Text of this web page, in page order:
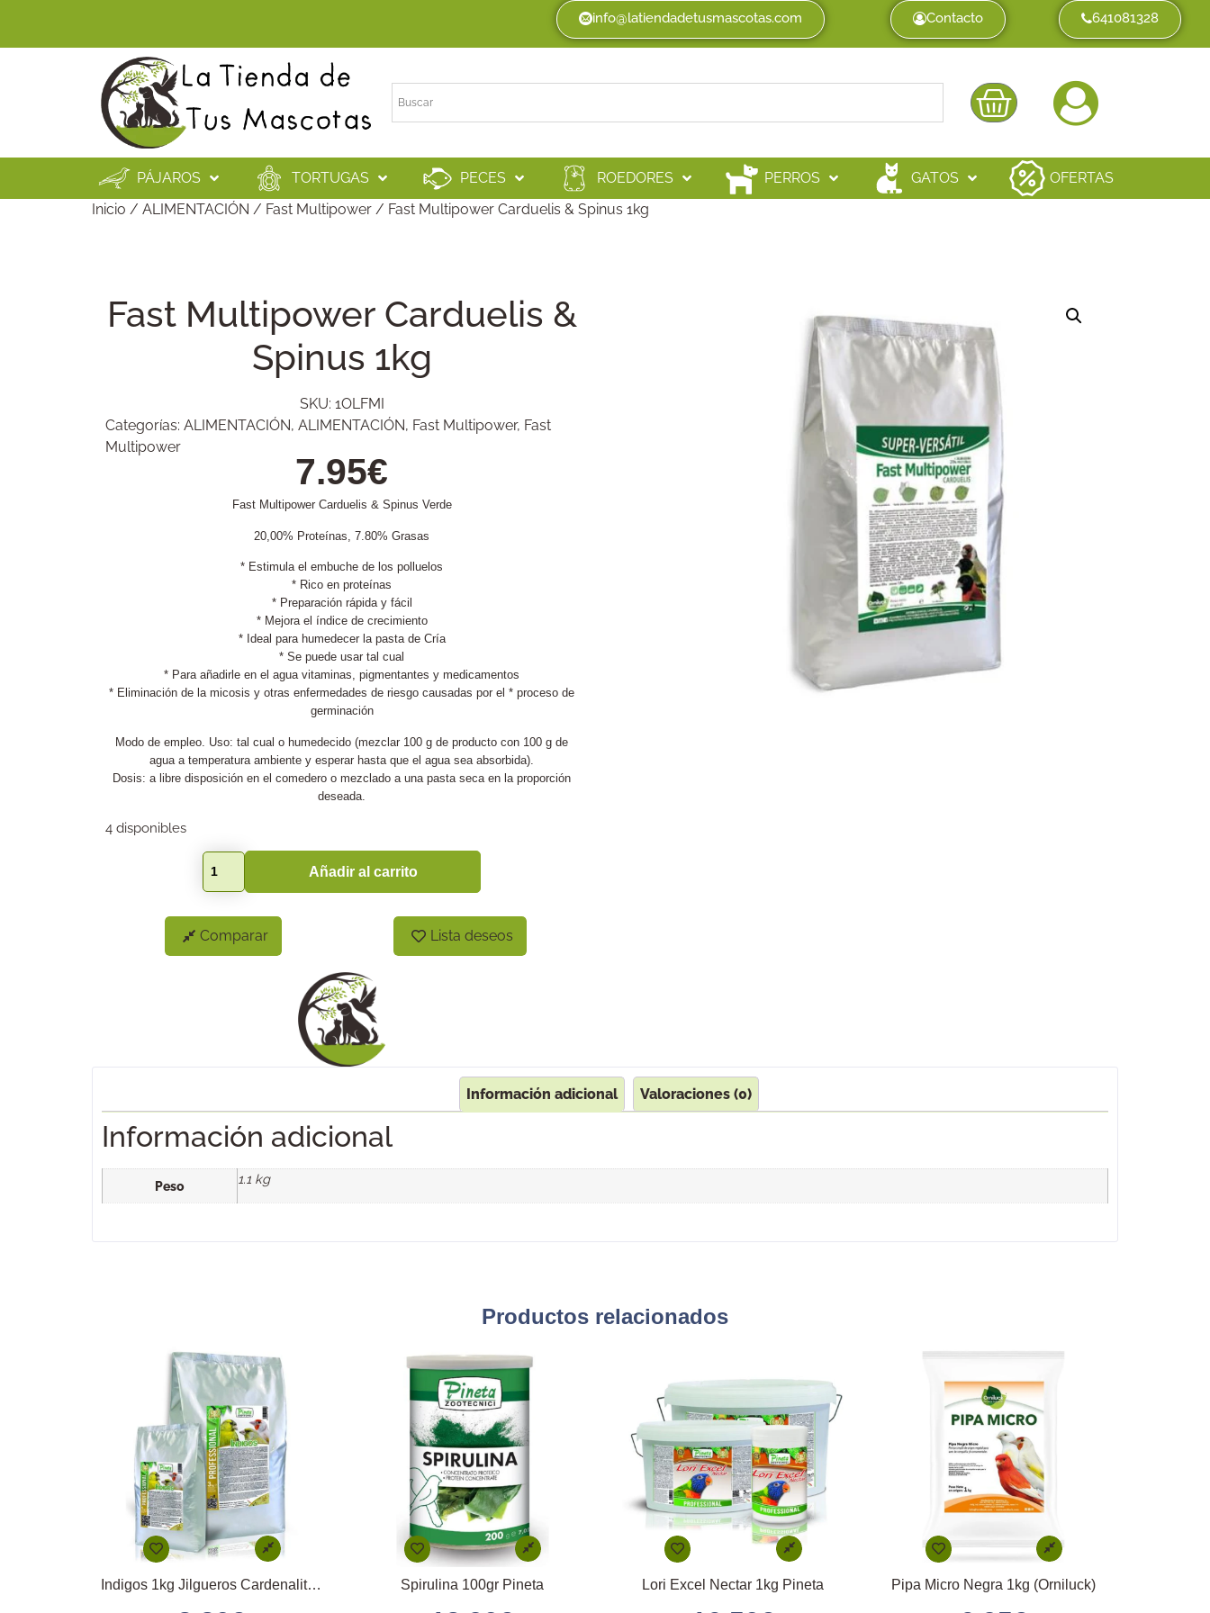
info@latiendadetusmascotas.com Contacto 641081328
PÁJAROS TORTUGAS PECES ROEDORES PERROS GATOS
OFERTAS
Inicio / ALIMENTACIÓN / Fast Multipower / Fast Multipower Carduelis & Spinus 1kg
Fast Multipower Carduelis &
Spinus 1kg
SKU: 1OLFMI
Categorías: ALIMENTACIÓN, ALIMENTACIÓN, Fast Multipower, Fast
Multipower
7.95€
Fast Multipower Carduelis & Spinus Verde
20,00% Proteínas, 7.80% Grasas
* Estimula el embuche de los polluelos
* Rico en proteínas
* Preparación rápida y fácil
* Mejora el índice de crecimiento
* Ideal para humedecer la pasta de Cría
* Se puede usar tal cual
* Para añadirle en el agua vitaminas, pigmentantes y medicamentos
* Eliminación de la micosis y otras enfermedades de riesgo causadas por el * proceso de
germinación
Modo de empleo. Uso: tal cual o humedecido (mezclar 100 g de producto con 100 g de
agua a temperatura ambiente y esperar hasta que el agua sea absorbida).
Dosis: a libre disposición en el comedero o mezclado a una pasta seca en la proporción
deseada.
4 disponibles
Añadir al carrito
Comparar Lista deseos
Información adicional Valoraciones (0)
Información adicional
Peso 1.1 kg
Productos relacionados
Indigos 1kg Jilgueros Cardenalitos y Spinus Pineta Spirulina 100gr Pineta Lori Excel Nectar 1kg Pineta Pipa Micro Negra 1kg (Orniluck)